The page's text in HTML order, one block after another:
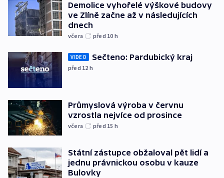
Demolice vyhořelé výškové budovy
ve Zlíně začne až v následujících
dnech
včera před 10 h
VIDEO Sečteno: Pardubický kraj
před 12 h
Průmyslová výroba v červnu
vzrostla nejvíce od prosince
včera před 15 h
Státní zástupce obžaloval pět lidí a
jednu právnickou osobu v kauze
Bulovky